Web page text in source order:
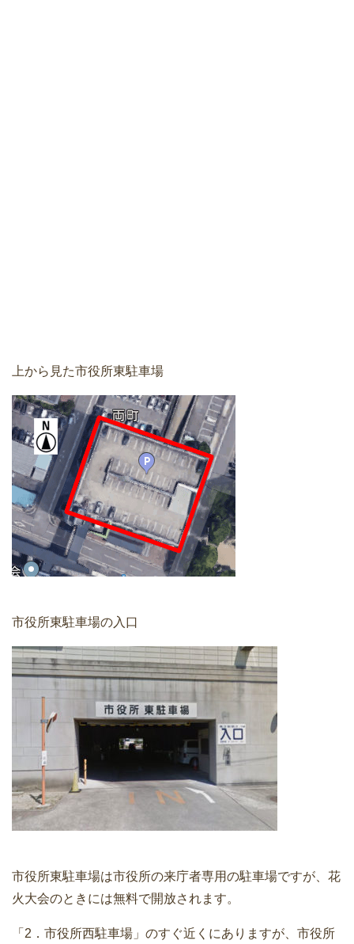
上から見た市役所東駐車場
市役所東駐車場の入口
市役所東駐車場は市役所の来庁者専用の駐車場ですが、花
火大会のときには無料で開放されます。
「2．市役所西駐車場」のすぐ近くにありますが、市役所